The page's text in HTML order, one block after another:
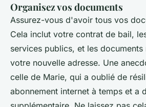
Organisez vos documents
Assurez-vous d'avoir tous vos
Cela inclut votre contrat de bail,
services publics, et les documents
votre nouvelle adresse. Une
celle de Marie, qui a oublié de
abonnement internet à temps et a